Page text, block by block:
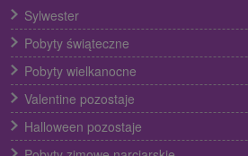
Sylwester
Pobyty świąteczne
Pobyty wielkanocne
Valentine pozostaje
Halloween pozostaje